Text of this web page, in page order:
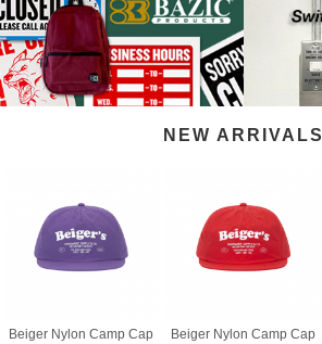
NEW ARRIVALS
Beiger Nylon Camp Cap
Beiger Nylon Camp Cap